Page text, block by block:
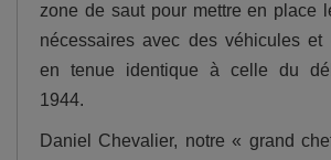
zone de saut pour mettre en place
nécessaires avec des véhicules et
en tenue identique à celle du
1944.
Daniel Chevalier, notre « grand